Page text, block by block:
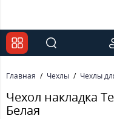
Главная Чехлы Чехлы
Чехол накладка
Белая